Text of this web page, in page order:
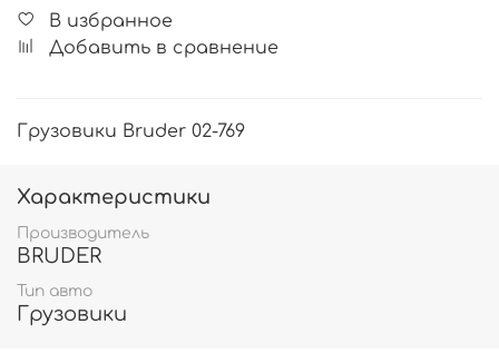
В избранное
Добавить в сравнение
Грузовики Bruder 02-769
Характеристики
Производитель
BRUDER
Тип авто
Грузовики